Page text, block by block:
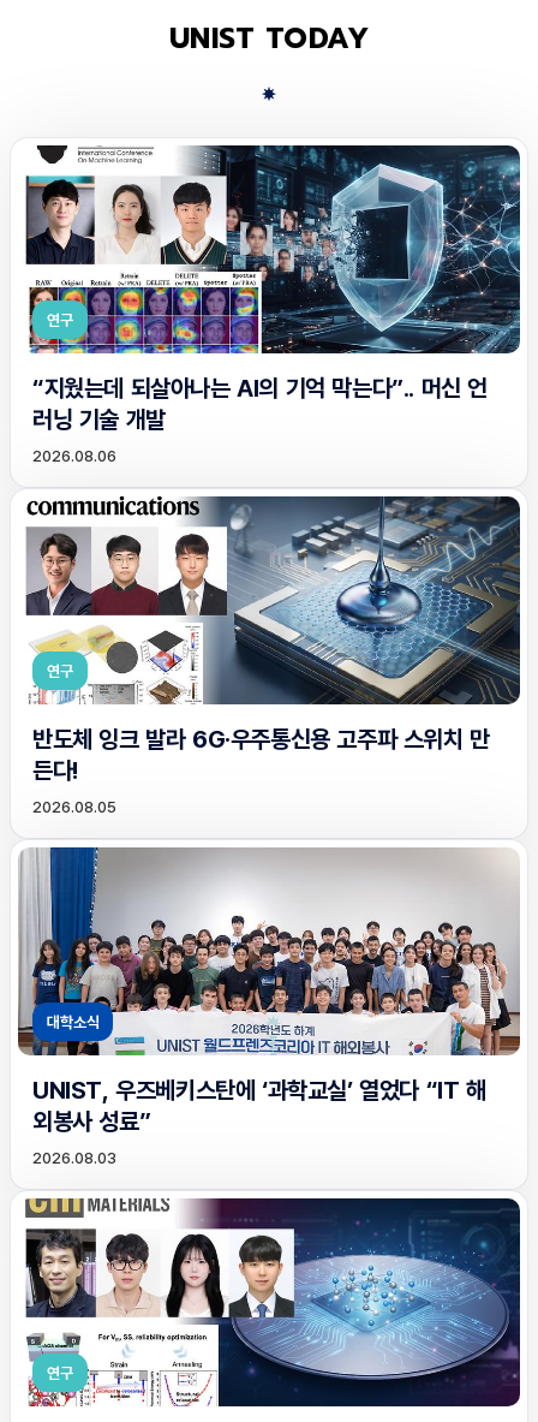
UNIST TODAY
연구
“지웠는데 되살아나는 AI의 기억 막는다”.. 머신 언
러닝 기술 개발
2026.08.06
연구
반도체 잉크 발라 6G·우주통신용 고주파 스위치 만
든다!
2026.08.05
대학소식
UNIST, 우즈베키스탄에 ‘과학교실’ 열었다 “IT 해
외봉사 성료”
2026.08.03
연구